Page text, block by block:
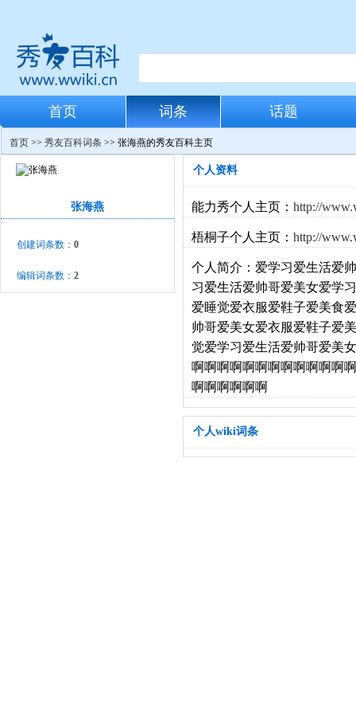
首页 词条 话题
首页 >> 秀友百科词条 >> 张海燕的秀友百科主页
张海燕
创建词条数： 0
编辑词条数： 2
个人资料
能力秀个人主页： http://
梧桐子个人主页： http://
个人简介： 爱学习爱生活爱
习爱生活爱帅哥爱美女爱学
爱睡觉爱衣服爱鞋子爱美食
帅哥爱美女爱衣服爱鞋子爱
觉爱学习爱生活爱帅哥爱美
啊啊啊啊啊啊啊啊啊啊啊啊
啊啊啊啊啊啊
个人wiki词条